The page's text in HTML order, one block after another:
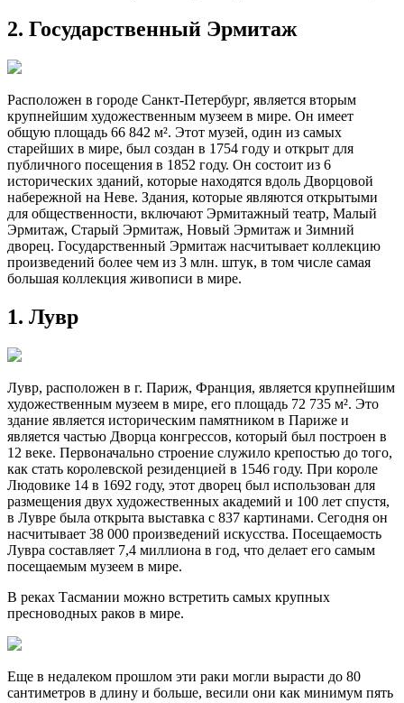
2. Государственный Эрмитаж
Расположен в городе Санкт-Петербург, является вторым
крупнейшим художественным музеем в мире. Он имеет
общую площадь 66 842 м². Этот музей, один из самых
старейших в мире, был создан в 1754 году и открыт для
публичного посещения в 1852 году. Он состоит из 6
исторических зданий, которые находятся вдоль Дворцовой
набережной на Неве. Здания, которые являются открытыми
для общественности, включают Эрмитажный театр, Малый
Эрмитаж, Старый Эрмитаж, Новый Эрмитаж и Зимний
дворец. Государственный Эрмитаж насчитывает коллекцию
произведений более чем из 3 млн. штук, в том числе самая
большая коллекция живописи в мире.
1. Лувр
Лувр, расположен в г. Париж, Франция, является крупнейшим
художественным музеем в мире, его площадь 72 735 м². Это
здание является историческим памятником в Париже и
является частью Дворца конгрессов, который был построен в
12 веке. Первоначально строение служило крепостью до того,
как стать королевской резиденцией в 1546 году. При короле
Людовике 14 в 1692 году, этот дворец был использован для
размещения двух художественных академий и 100 лет спустя,
в Лувре была открыта выставка с 837 картинами. Сегодня он
насчитывает 38 000 произведений искусства. Посещаемость
Лувра составляет 7,4 миллиона в год, что делает его самым
посещаемым музеем в мире.
В реках Тасмании можно встретить самых крупных
пресноводных раков в мире.
Еще в недалеком прошлом эти раки могли вырасти до 80
сантиметров в длину и больше, весили они как минимум пять